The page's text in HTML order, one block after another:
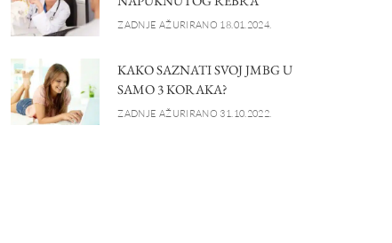
ZADNJE AŽURIRANO 18.01.2024.
KAKO SAZNATI SVOJ JMBG U
SAMO 3 KORAKA?
ZADNJE AŽURIRANO 31.10.2022.